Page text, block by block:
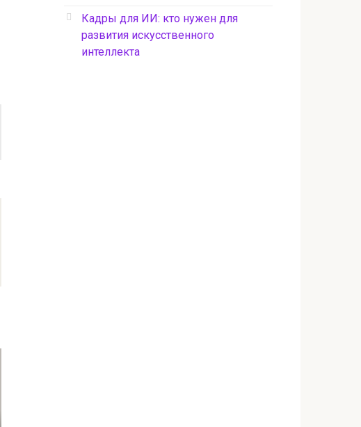
Кадры для ИИ: кто нужен для
развития искусственного
интеллекта